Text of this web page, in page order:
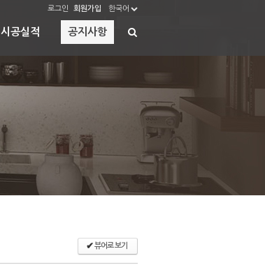
로그인 회원가입 한국어
시공실적 공지사항
✔뷰어로 보기